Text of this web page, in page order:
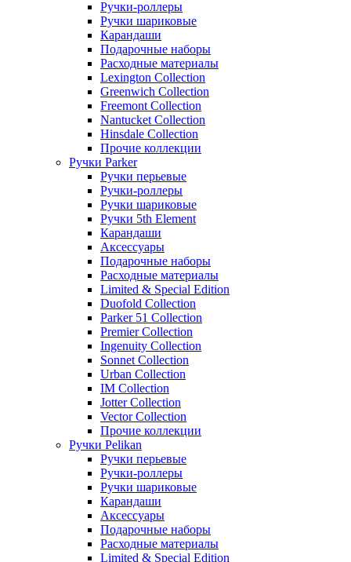
Ручки-роллеры
Ручки шариковые
Карандаши
Подарочные наборы
Расходные материалы
Lexington Collection
Greenwich Collection
Freemont Collection
Nantucket Collection
Hinsdale Collection
Прочие коллекции
Ручки Parker
Ручки перьевые
Ручки-роллеры
Ручки шариковые
Ручки 5th Element
Карандаши
Аксессуары
Подарочные наборы
Расходные материалы
Limited & Special Edition
Duofold Collection
Parker 51 Collection
Premier Collection
Ingenuity Collection
Sonnet Collection
Urban Collection
IM Collection
Jotter Collection
Vector Collection
Прочие коллекции
Ручки Pelikan
Ручки перьевые
Ручки-роллеры
Ручки шариковые
Карандаши
Аксессуары
Подарочные наборы
Расходные материалы
Limited & Special Edition